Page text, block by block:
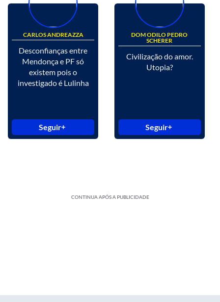
CARLOS ANDREAZZA
Desconfianças entre
Mendonça e PF só
existem pois o
investigado é Lulinha
Seguir
DOM ODILO PEDRO
SCHERER
Civilização do amor.
Utopia?
Seguir
CONTINUA APÓS A PUBLICIDADE